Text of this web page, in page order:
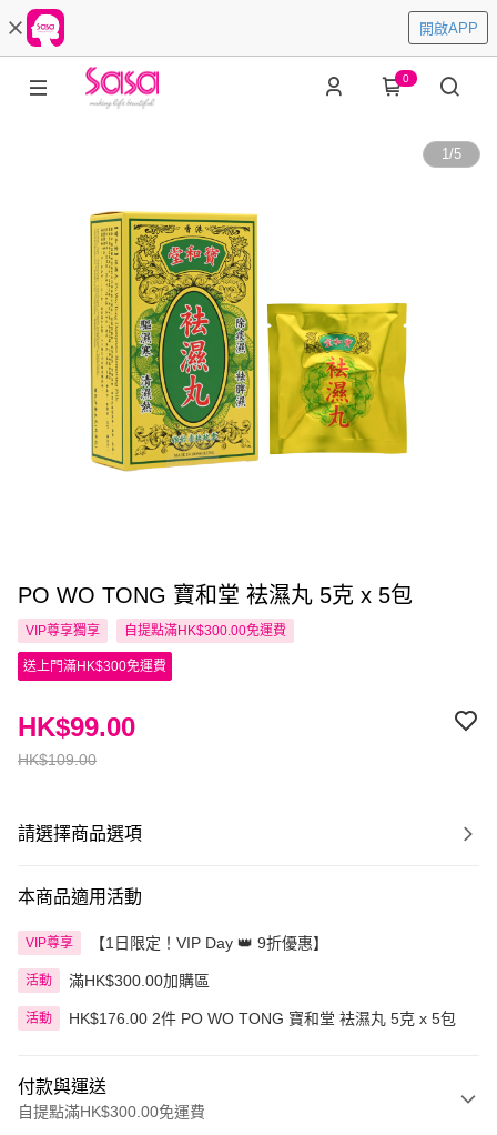
開啟APP
0
1/5
PO WO TONG 寶和堂 袪濕丸 5克 x 5包
VIP尊享獨享 自提點滿HK$300.00免運費
送上門滿HK$300免運費
HK$109.00
HK$99.00
請選擇商品選項
本商品適用活動
VIP尊享 【1日限定！VIP Day 👑 9折優惠】
活動 滿HK$300.00加購區
活動 HK$176.00 2件 PO WO TONG 寶和堂 袪濕丸 5克 x 5包
付款與運送
自提點滿HK$300.00免運費